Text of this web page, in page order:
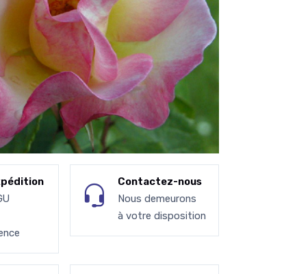
Contactez-nous
Nous demeurons
à votre disposition